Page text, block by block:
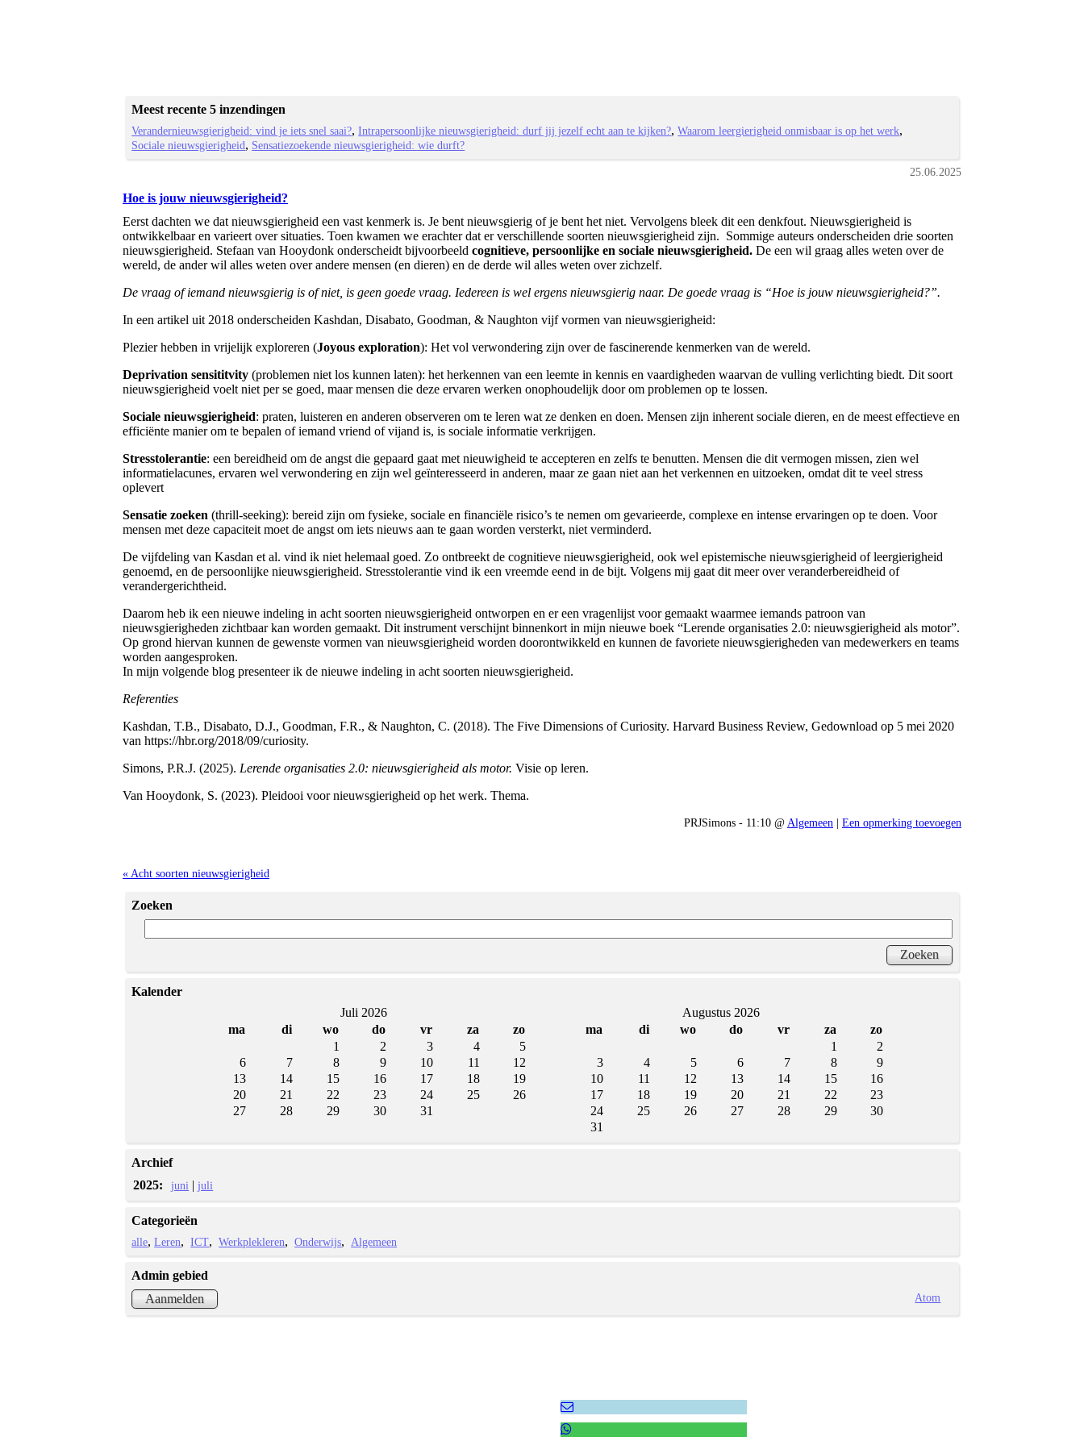
Meest recente 5 inzendingen
Verandernieuwsgierigheid: vind je iets snel saai? Intrapersoonlijke nieuwsgierigheid: durf jij jezelf echt aan te kijken? Waarom leergierigheid onmisbaar is op het werk
Sociale nieuwsgierigheid
Sensatiezoekende nieuwsgierigheid: wie durft?
25.06.2025
Hoe is jouw nieuwsgierigheid?
Eerst dachten we dat nieuwsgierigheid een vast kenmerk is. Je bent nieuwsgierig of je bent het niet. Vervolgens bleek dit een denkfout. Nieuwsgierigheid is
ontwikkelbaar en varieert over situaties. Toen kwamen we erachter dat er verschillende soorten nieuwsgierigheid zijn. Sommige auteurs onderscheiden drie soorten
nieuwsgierigheid. Stefaan van Hooydonk onderscheidt bijvoorbeeld cognitieve, persoonlijke en sociale nieuwsgierigheid. De een wil graag alles weten over de
wereld, de ander wil alles weten over andere mensen (en dieren) en de derde wil alles weten over zichzelf.
De vraag of iemand nieuwsgierig is of niet, is geen goede vraag. Iedereen is wel ergens nieuwsgierig naar. De goede vraag is “Hoe is jouw nieuwsgierigheid?”.
In een artikel uit 2018 onderscheiden Kashdan, Disabato, Goodman, & Naughton vijf vormen van nieuwsgierigheid:
Plezier hebben in vrijelijk exploreren (Joyous exploration): Het vol verwondering zijn over de fascinerende kenmerken van de wereld.
Deprivation sensititvity (problemen niet los kunnen laten): het herkennen van een leemte in kennis en vaardigheden waarvan de vulling verlichting biedt. Dit soort
nieuwsgierigheid voelt niet per se goed, maar mensen die deze ervaren werken onophoudelijk door om problemen op te lossen.
Sociale nieuwsgierigheid: praten, luisteren en anderen observeren om te leren wat ze denken en doen. Mensen zijn inherent sociale dieren, en de meest effectieve en
efficiënte manier om te bepalen of iemand vriend of vijand is, is sociale informatie verkrijgen.
Stresstolerantie: een bereidheid om de angst die gepaard gaat met nieuwigheid te accepteren en zelfs te benutten. Mensen die dit vermogen missen, zien wel
informatielacunes, ervaren wel verwondering en zijn wel geïnteresseerd in anderen, maar ze gaan niet aan het verkennen en uitzoeken, omdat dit te veel stress
oplevert
Sensatie zoeken (thrill-seeking): bereid zijn om fysieke, sociale en financiële risico’s te nemen om gevarieerde, complexe en intense ervaringen op te doen. Voor
mensen met deze capaciteit moet de angst om iets nieuws aan te gaan worden versterkt, niet verminderd.
De vijfdeling van Kasdan et al. vind ik niet helemaal goed. Zo ontbreekt de cognitieve nieuwsgierigheid, ook wel epistemische nieuwsgierigheid of leergierigheid
genoemd, en de persoonlijke nieuwsgierigheid. Stresstolerantie vind ik een vreemde eend in de bijt. Volgens mij gaat dit meer over veranderbereidheid of
verandergerichtheid.
Daarom heb ik een nieuwe indeling in acht soorten nieuwsgierigheid ontworpen en er een vragenlijst voor gemaakt waarmee iemands patroon van
nieuwsgierigheden zichtbaar kan worden gemaakt. Dit instrument verschijnt binnenkort in mijn nieuwe boek “Lerende organisaties 2.0: nieuwsgierigheid als motor”.
Op grond hiervan kunnen de gewenste vormen van nieuwsgierigheid worden doorontwikkeld en kunnen de favoriete nieuwsgierigheden van medewerkers en teams
worden aangesproken.
In mijn volgende blog presenteer ik de nieuwe indeling in acht soorten nieuwsgierigheid.
Referenties
Kashdan, T.B., Disabato, D.J., Goodman, F.R., & Naughton, C. (2018). The Five Dimensions of Curiosity. Harvard Business Review, Gedownload op 5 mei 2020
van https://hbr.org/2018/09/curiosity.
Simons, P.R.J. (2025). Lerende organisaties 2.0: nieuwsgierigheid als motor. Visie op leren.
Van Hooydonk, S. (2023). Pleidooi voor nieuwsgierigheid op het werk. Thema.
PRJSimons - 11:10 @ Algemeen | Een opmerking toevoegen
« Acht soorten nieuwsgierigheid
Zoeken
Kalender
Juli 2026
ma
di wo do vr za
zo
1
2 3 4
5
6
7 8 9 10 11
12
13
14 15 16 17 18
19
20
21 22 23 24 25
26
27
28 29 30 31
Augustus 2026
ma
di wo do vr za
zo
1
2
3
4 5 6 7 8
9
10
11 12 13 14 15
16
17
18 19 20 21 22
23
24
25 26 27 28 29
30
31
Archief
2025:
juni |juli
Categorieën
alle Leren ICT Werkplekleren Onderwijs Algemeen
Admin gebied
Aanmelden
Atom